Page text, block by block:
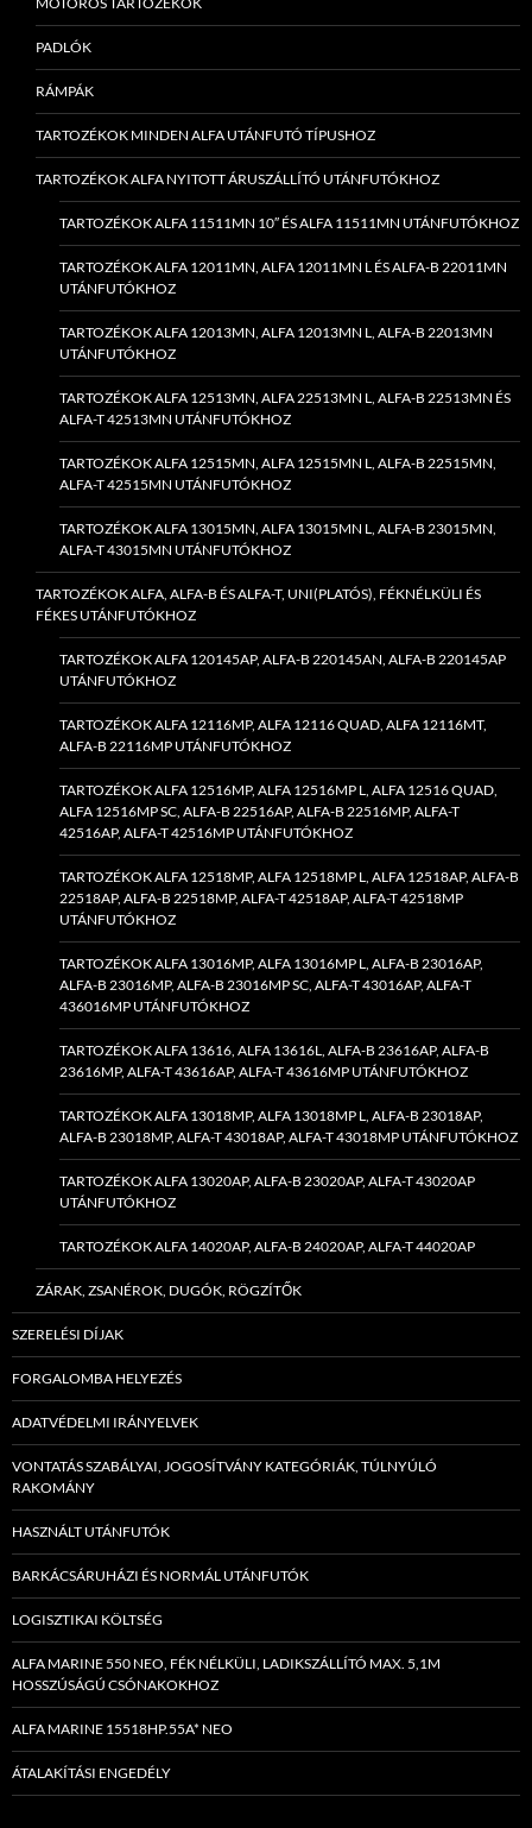
PADLÓK
RÁMPÁK
TARTOZÉKOK MINDEN ALFA UTÁNFUTÓ TÍPUSHOZ
TARTOZÉKOK ALFA NYITOTT ÁRUSZÁLLÍTÓ UTÁNFUTÓKHOZ
TARTOZÉKOK ALFA 11511MN 10″ ÉS ALFA 11511MN UTÁNFUTÓKHOZ
TARTOZÉKOK ALFA 12011MN, ALFA 12011MN L ÉS ALFA-B 22011MN
UTÁNFUTÓKHOZ
TARTOZÉKOK ALFA 12013MN, ALFA 12013MN L, ALFA-B 22013MN
UTÁNFUTÓKHOZ
TARTOZÉKOK ALFA 12513MN, ALFA 22513MN L, ALFA-B 22513MN ÉS
ALFA-T 42513MN UTÁNFUTÓKHOZ
TARTOZÉKOK ALFA 12515MN, ALFA 12515MN L, ALFA-B 22515MN,
ALFA-T 42515MN UTÁNFUTÓKHOZ
TARTOZÉKOK ALFA 13015MN, ALFA 13015MN L, ALFA-B 23015MN,
ALFA-T 43015MN UTÁNFUTÓKHOZ
TARTOZÉKOK ALFA, ALFA-B ÉS ALFA-T, UNI(PLATÓS), FÉKNÉLKÜLI ÉS
FÉKES UTÁNFUTÓKHOZ
TARTOZÉKOK ALFA 120145AP, ALFA-B 220145AN, ALFA-B 220145AP
UTÁNFUTÓKHOZ
TARTOZÉKOK ALFA 12116MP, ALFA 12116 QUAD, ALFA 12116MT,
ALFA-B 22116MP UTÁNFUTÓKHOZ
TARTOZÉKOK ALFA 12516MP, ALFA 12516MP L, ALFA 12516 QUAD,
ALFA 12516MP SC, ALFA-B 22516AP, ALFA-B 22516MP, ALFA-T
42516AP, ALFA-T 42516MP UTÁNFUTÓKHOZ
TARTOZÉKOK ALFA 12518MP, ALFA 12518MP L, ALFA 12518AP, ALFA-B
22518AP, ALFA-B 22518MP, ALFA-T 42518AP, ALFA-T 42518MP
UTÁNFUTÓKHOZ
TARTOZÉKOK ALFA 13016MP, ALFA 13016MP L, ALFA-B 23016AP,
ALFA-B 23016MP, ALFA-B 23016MP SC, ALFA-T 43016AP, ALFA-T
436016MP UTÁNFUTÓKHOZ
TARTOZÉKOK ALFA 13616, ALFA 13616L, ALFA-B 23616AP, ALFA-B
23616MP, ALFA-T 43616AP, ALFA-T 43616MP UTÁNFUTÓKHOZ
TARTOZÉKOK ALFA 13018MP, ALFA 13018MP L, ALFA-B 23018AP,
ALFA-B 23018MP, ALFA-T 43018AP, ALFA-T 43018MP UTÁNFUTÓKHOZ
TARTOZÉKOK ALFA 13020AP, ALFA-B 23020AP, ALFA-T 43020AP
UTÁNFUTÓKHOZ
TARTOZÉKOK ALFA 14020AP, ALFA-B 24020AP, ALFA-T 44020AP
ZÁRAK, ZSANÉROK, DUGÓK, RÖGZÍTŐK
SZERELÉSI DÍJAK
FORGALOMBA HELYEZÉS
ADATVÉDELMI IRÁNYELVEK
VONTATÁS SZABÁLYAI, JOGOSÍTVÁNY KATEGÓRIÁK, TÚLNYÚLÓ
RAKOMÁNY
HASZNÁLT UTÁNFUTÓK
BARKÁCSÁRUHÁZI ÉS NORMÁL UTÁNFUTÓK
LOGISZTIKAI KÖLTSÉG
ALFA MARINE 550 NEO, FÉK NÉLKÜLI, LADIKSZÁLLÍTÓ MAX. 5,1M
HOSSZÚSÁGÚ CSÓNAKOKHOZ
ALFA MARINE 15518HP.55A* NEO
ÁTALAKÍTÁSI ENGEDÉLY